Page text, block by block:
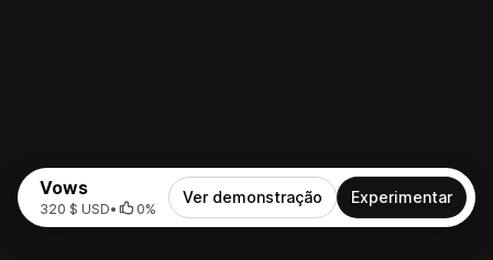
Vows
320 $ USD• 0%
Ver demonstração Experimentar